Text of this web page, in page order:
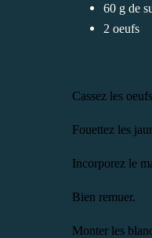
60 g de
2 oeufs
Cassez les
Fouettez les
Incorporez le
Bien remuer.
Monter les